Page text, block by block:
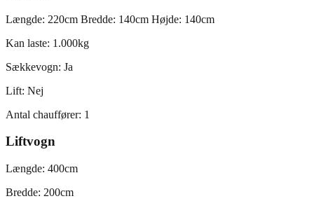
Længde: 220cm Bredde: 140cm Højde: 140cm
Kan laste: 1.000kg
Sækkevogn: Ja
Lift: Nej
Antal chauffører: 1
Liftvogn
Længde: 400cm
Bredde: 200cm